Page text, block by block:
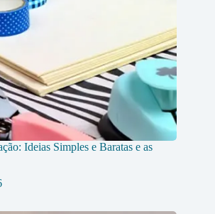
Ideias Simples e Baratas e as